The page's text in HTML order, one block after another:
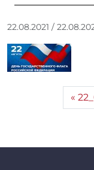
22.08.2021 /